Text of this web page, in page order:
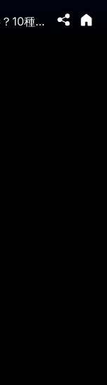
【醫道心傳】🔥人蔘吃錯會中毒？10種人小心食用！急救怎麼吃？適合治療什麼症狀？15項功效主治 能吃蘿蔔嗎|心血管 癌症 高血壓 孕婦 失眠 性早熟 食譜 中毒症狀 解毒法|吳國斌